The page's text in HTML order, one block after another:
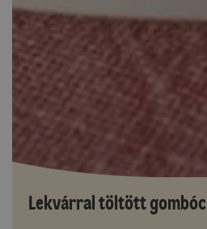
Lekvárral töltött gombóc